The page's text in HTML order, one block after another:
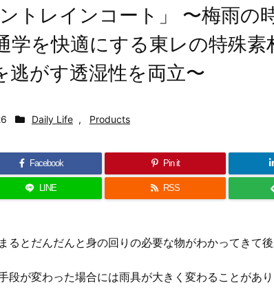
トレインコート」 〜梅雨の
学を快適にする東レの特殊素
逃がす透湿性を両立〜
Daily Life , Products
Facebook Pin it
LINE RSS
るとだんだんと身の回りの必要な物がわかってきて
段が変わった場合には雨具が大きく変わることがあり